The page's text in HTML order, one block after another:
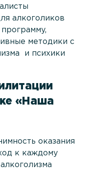
алкоголиков
методики с
и психики
«Наша
оказания
к каждому